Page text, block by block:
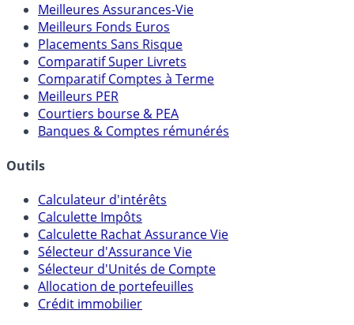
Meilleures Assurances-Vie
Meilleurs Fonds Euros
Placements Sans Risque
Comparatif Super Livrets
Comparatif Comptes à Terme
Meilleurs PER
Courtiers bourse & PEA
Banques & Comptes rémunérés
Outils
Calculateur d'intérêts
Calculette Impôts
Calculette Rachat Assurance Vie
Sélecteur d'Assurance Vie
Sélecteur d'Unités de Compte
Allocation de portefeuilles
Crédit immobilier